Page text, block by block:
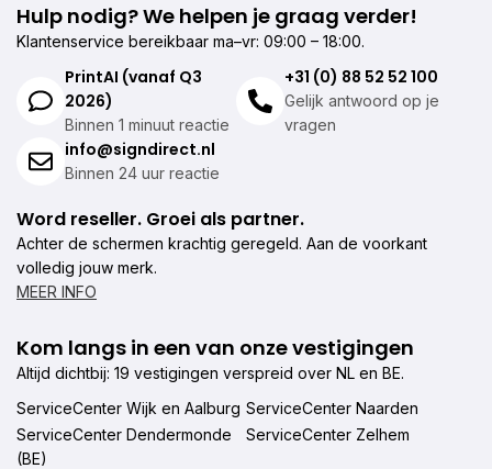
Hulp nodig? We helpen je graag verder!
Klantenservice bereikbaar ma–vr: 09:00 – 18:00.
PrintAI (vanaf Q3
2026)
Binnen 1 minuut reactie
+31 (0) 88 52 52 100
Gelijk antwoord op je
vragen
info@signdirect.nl
Binnen 24 uur reactie
Word reseller. Groei als partner.
Achter de schermen krachtig geregeld. Aan de voorkant
volledig jouw merk.
MEER INFO
Kom langs in een van onze vestigingen
Altijd dichtbij: 19 vestigingen verspreid over NL en BE.
ServiceCenter Wijk en Aalburg ServiceCenter Naarden
ServiceCenter Dendermonde
(BE)
ServiceCenter Zelhem